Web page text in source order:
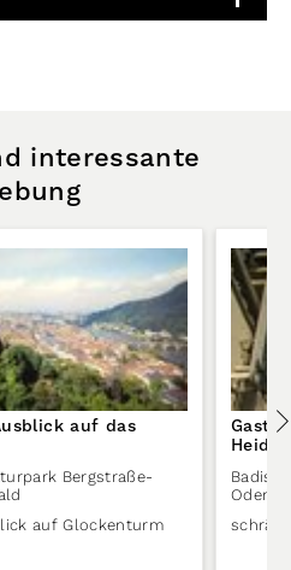
interessante
auf das
Bergstraße-
auf Glockenturm
schräg